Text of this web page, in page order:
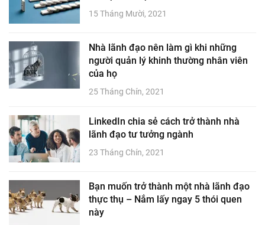
15 Tháng Mười, 2021
Nhà lãnh đạo nên làm gì khi những
người quản lý khinh thường nhân viên
của họ
25 Tháng Chín, 2021
LinkedIn chia sẻ cách trở thành nhà
lãnh đạo tư tưởng ngành
23 Tháng Chín, 2021
Bạn muốn trở thành một nhà lãnh đạo
thực thụ – Nắm lấy ngay 5 thói quen
này